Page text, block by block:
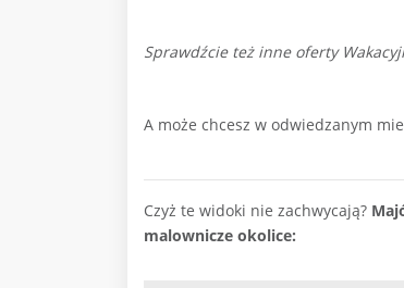
Sprawdźcie też inne oferty
A może chcesz w odwiedzanym
Czyż te widoki nie zachwycają?
malownicze okolice: